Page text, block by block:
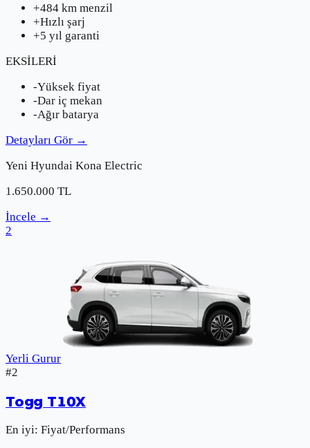
+484 km menzil
+Hızlı şarj
+5 yıl garanti
EKSİLERİ
-Yüksek fiyat
-Dar iç mekan
-Ağır batarya
Detayları Gör →
Yeni Hyundai Kona Electric
1.650.000 TL
İncele →
2
Yerli Gurur
#2
Togg T10X
En iyi: Fiyat/Performans